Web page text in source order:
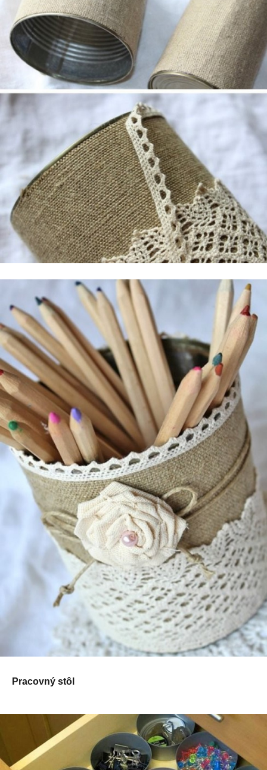
Pracovný stôl